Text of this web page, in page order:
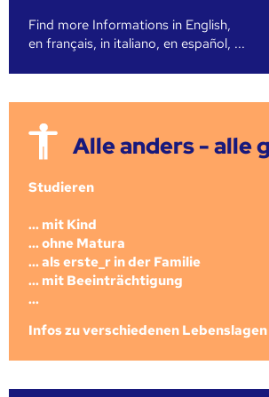
Find more Informations in English,
en français, in italiano, en español, ...
Alle anders - alle
Studieren
... mit Kind
... ohne Matura
... als erste_r in der Familie
... mit Beeinträchtigung
...
Infos zu verschiedenen Lebenslagen